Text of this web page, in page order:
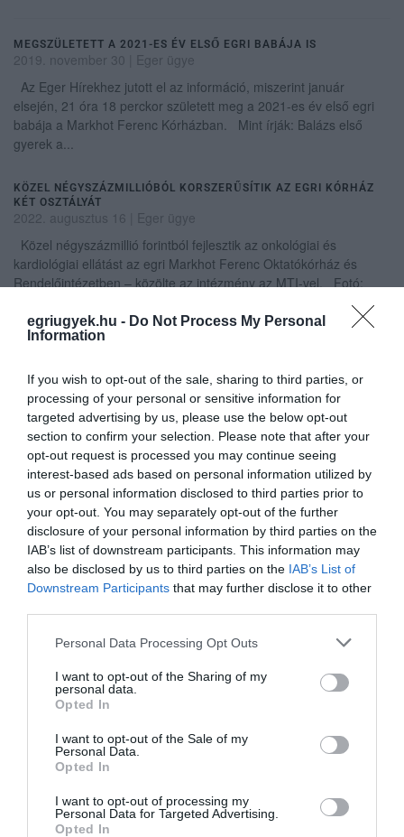
egriugyek.hu - Do Not Process My Personal
Information
If you wish to opt-out of the sale, sharing to third parties, or
processing of your personal or sensitive information for
targeted advertising by us, please use the below opt-out
section to confirm your selection. Please note that after your
opt-out request is processed you may continue seeing
interest-based ads based on personal information utilized by
us or personal information disclosed to third parties prior to
your opt-out. You may separately opt-out of the further
disclosure of your personal information by third parties on the
IAB’s list of downstream participants. This information may
also be disclosed by us to third parties on the IAB’s List of
Downstream Participants that may further disclose it to other
Please note that this website/app uses one or more Google
not limited to your visit or usage behaviour. You may click to
grant or deny consent to Google and its third-party tags to
use your data for below specified purposes in below Google
consent section.
Personal Data Processing Opt Outs
I want to opt-out of the Sharing of my
personal data.
Opted In
I want to opt-out of the Sale of my
Personal Data.
Opted In
I want to opt-out of processing my
Personal Data for Targeted Advertising.
Opted In
MEGSZÜLETETT A 2021-ES ÉV ELSŐ EGRI BABÁJA IS
2019. november 30
Eger ügye
Az Eger Hírekhez jutott el az információ, miszerint január
elsején, 21 óra 18 perckor született meg a 2021-es év első egri
babája a Markhot Ferenc Kórházban. Mint írják: Balázs első
gyerek a...
KÖZEL NÉGYSZÁZMILLIÓBÓL KORSZERŰSÍTIK AZ EGRI KÓRHÁZ
KÉT OSZTÁLYÁT
2022. augusztus 16
Eger ügye
Közel négyszázmillió forintból fejlesztik az onkológiai és
kardiológiai ellátást az egri Markhot Ferenc Oktatókórház és
Rendelőintézetben – közölte az intézmény az MTI-vel. Fotó:
2022. szeptember 09| Eger ügye
Új helyre költöztek a gyermek szakrendelések az egri Markhot
Ferenc Kórházban – írta meg a heol.hu az intézmény közlése
nyomán. Mint írták, a változás értelmében szeptember 12-től
(hétfőt...
RÉSZLEGES LÁTOGATÁSI TILALMAT RENDELTEK EL AZ EGRI
KÓRHÁZBAN
2022. szeptember 15|Eger ügye
Részleges látogatási tilalmat rendeltek el a Markhot Ferenc
Kórházban 2022. szeptember 15-től, visszavonásig - írta meg az
egerhirek.hu. Tilos a látogatás a kórház Pszichiátriai és
Addiktológiai...
2022. szeptember 26|Eger ügye
Teljes látogatási tilalmat rendeltek el a Markhot Ferenc
minden fekvőbeteg osztályán. Abetegek számára csomagot
minden nap 16.00...
PÉNTEKTŐL ÚJRA LÁTOGATHATÓ A MARKHOT FERENC KÓRHÁZ
2022. október 13|Eger ügye